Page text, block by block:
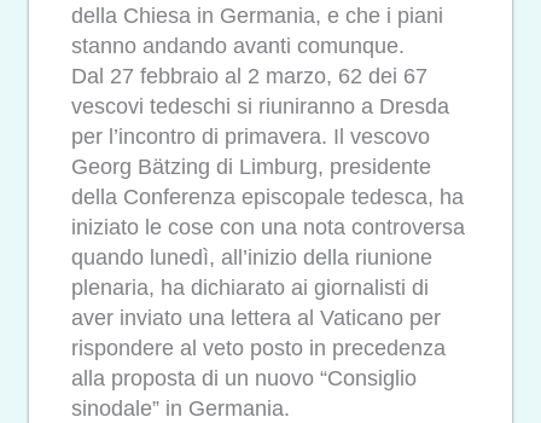
della Chiesa in Germania, e che i piani
stanno andando avanti comunque.
Dal 27 febbraio al 2 marzo, 62 dei 67
vescovi tedeschi si riuniranno a Dresda
per l’incontro di primavera. Il vescovo
Georg Bätzing di Limburg, presidente
della Conferenza episcopale tedesca, ha
iniziato le cose con una nota controversa
quando lunedì, all’inizio della riunione
plenaria, ha dichiarato ai giornalisti di
aver inviato una lettera al Vaticano per
rispondere al veto posto in precedenza
alla proposta di un nuovo “Consiglio
sinodale” in Germania.